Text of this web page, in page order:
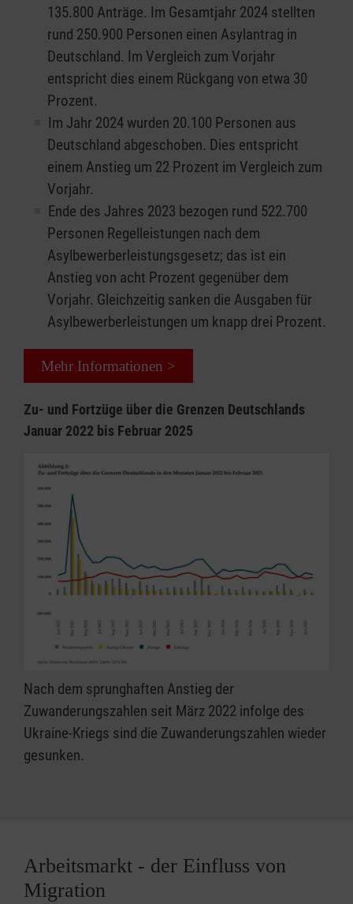
135.800 Anträge. Im Gesamtjahr 2024 stellten
rund 250.900 Personen einen Asylantrag in
Deutschland. Im Vergleich zum Vorjahr
entspricht dies einem Rückgang von etwa 30
Prozent.
Im Jahr 2024 wurden 20.100 Personen aus
Deutschland abgeschoben. Dies entspricht
einem Anstieg um 22 Prozent im Vergleich zum
Vorjahr.
Ende des Jahres 2023 bezogen rund 522.700
Personen Regelleistungen nach dem
Asylbewerberleistungsgesetz; das ist ein
Anstieg von acht Prozent gegenüber dem
Vorjahr. Gleichzeitig sanken die Ausgaben für
Asylbewerberleistungen um knapp drei Prozent.
Mehr Informationen >
Zu- und Fortzüge über die Grenzen Deutschlands
Januar 2022 bis Februar 2025
Nach dem sprunghaften Anstieg der
Zuwanderungszahlen seit März 2022 infolge des
Ukraine-Kriegs sind die Zuwanderungszahlen wieder
gesunken.
Arbeitsmarkt - der Einfluss von
Migration